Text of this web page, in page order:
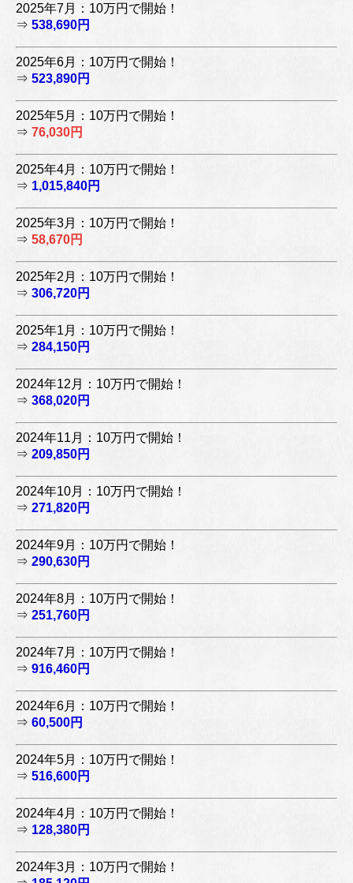
2025年7月：10万円で開始！
⇒ 538,690円
2025年6月：10万円で開始！
⇒ 523,890円
2025年5月：10万円で開始！
⇒ 76,030円
2025年4月：10万円で開始！
⇒ 1,015,840円
2025年3月：10万円で開始！
⇒ 58,670円
2025年2月：10万円で開始！
⇒ 306,720円
2025年1月：10万円で開始！
⇒ 284,150円
2024年12月：10万円で開始！
⇒ 368,020円
2024年11月：10万円で開始！
⇒ 209,850円
2024年10月：10万円で開始！
⇒ 271,820円
2024年9月：10万円で開始！
⇒ 290,630円
2024年8月：10万円で開始！
⇒ 251,760円
2024年7月：10万円で開始！
⇒ 916,460円
2024年6月：10万円で開始！
⇒ 60,500円
2024年5月：10万円で開始！
⇒ 516,600円
2024年4月：10万円で開始！
⇒ 128,380円
2024年3月：10万円で開始！